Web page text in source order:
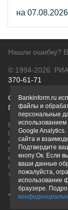
на 07.08.2026
Нашли ошибку?
© 1994-2026.
370-61-71
О проекте
Правовая
Вся информация о
bankinform.ru,
не является
ГК РФ. Информация
может быть
банков или при
товарные знаки
Bankinform.ru
файлы и
персональные
Google
сайта и
Подтвердите
кнопу Ок. Если
ваши данные
пожалуйста,
использование
браузере.